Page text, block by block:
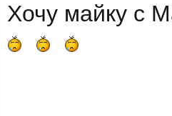
Хочу майку с